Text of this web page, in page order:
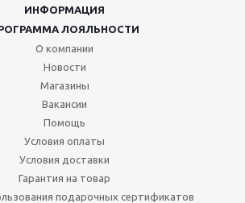
ИНФОРМАЦИЯ
ЛОЯЛЬНОСТИ
О компании
Новости
Магазины
Вакансии
Помощь
Условия оплаты
Условия доставки
Гарантия на товар
подарочных сертификатов